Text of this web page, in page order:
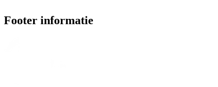
Footer informatie